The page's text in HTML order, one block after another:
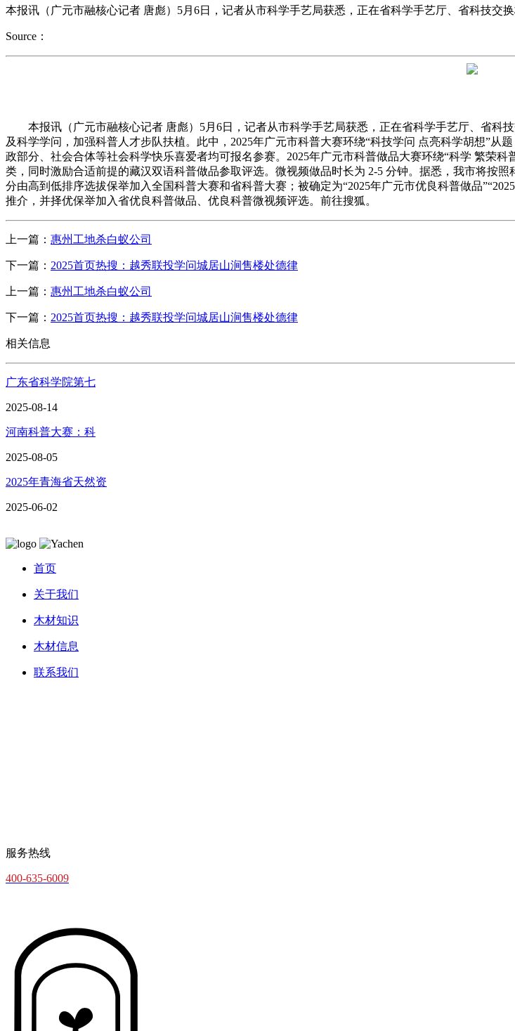
本报讯（广元市融核心记者 唐彪）5月6日，记者从市科学手艺局获悉，正在省科学手艺厅、省科技交
Source：
本报讯（广元市融核心记者 唐彪）5月6日，记者从市科学手艺局获悉，正在省科学手艺厅、省科
及科学学问，加强科普人才步队扶植。此中，2025年广元市科普大赛环绕“科技学问 点亮科学胡想”从
政部分、社会合体等社会科学快乐喜爱者均可报名参赛。2025年广元市科普做品大赛环绕“科学 繁荣
类，同时激励合适前提的藏汉双语科普做品参取评选。微视频做品时长为 2-5 分钟。据悉，我市将按
分由高到低排序选拔保举加入全国科普大赛和省科普大赛；被确定为“2025年广元市优良科普做品
推介，并择优保举加入省优良科普做品、优良科普微视频评选。前往搜狐。
上一篇： 惠州工地杀白蚁公司
下一篇： 2025首页热搜：越秀联投学问城居山涧售楼处德律
上一篇： 惠州工地杀白蚁公司
下一篇： 2025首页热搜：越秀联投学问城居山涧售楼处德律
相关信息
广东省科学院第七
2025-08-14
河南科普大赛：科
2025-08-05
2025年青海省天然资
2025-06-02
首页
关于我们
木材知识
木材信息
联系我们
服务热线
400-635-6009